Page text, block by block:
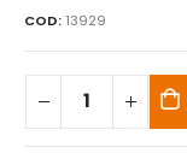
COD: 13929